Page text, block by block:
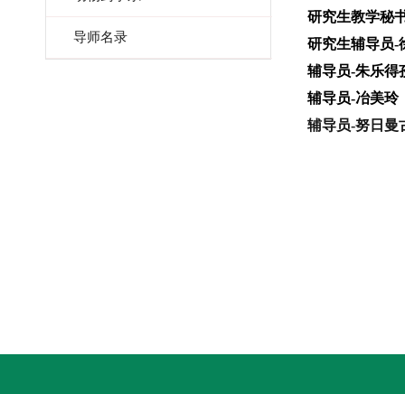
导师名录
研究生教学秘
研究生辅导员-
辅导员-朱乐得
辅导员-冶美玲
辅导员-努日曼